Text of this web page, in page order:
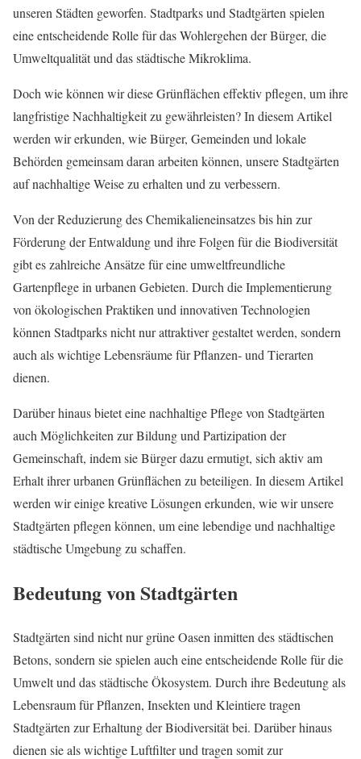
unseren Städten geworfen. Stadtparks und Stadtgärten spielen
eine entscheidende Rolle für das Wohlergehen der Bürger, die
Umweltqualität und das städtische Mikroklima.
Doch wie können wir diese Grünflächen effektiv pflegen, um ihre
langfristige Nachhaltigkeit zu gewährleisten? In diesem Artikel
werden wir erkunden, wie Bürger, Gemeinden und lokale
Behörden gemeinsam daran arbeiten können, unsere Stadtgärten
auf nachhaltige Weise zu erhalten und zu verbessern.
Von der Reduzierung des Chemikalieneinsatzes bis hin zur
Förderung der Entwaldung und ihre Folgen für die Biodiversität
gibt es zahlreiche Ansätze für eine umweltfreundliche
Gartenpflege in urbanen Gebieten. Durch die Implementierung
von ökologischen Praktiken und innovativen Technologien
können Stadtparks nicht nur attraktiver gestaltet werden, sondern
auch als wichtige Lebensräume für Pflanzen- und Tierarten
dienen.
Darüber hinaus bietet eine nachhaltige Pflege von Stadtgärten
auch Möglichkeiten zur Bildung und Partizipation der
Gemeinschaft, indem sie Bürger dazu ermutigt, sich aktiv am
Erhalt ihrer urbanen Grünflächen zu beteiligen. In diesem Artikel
werden wir einige kreative Lösungen erkunden, wie wir unsere
Stadtgärten pflegen können, um eine lebendige und nachhaltige
städtische Umgebung zu schaffen.
Bedeutung von Stadtgärten
Stadtgärten sind nicht nur grüne Oasen inmitten des städtischen
Betons, sondern sie spielen auch eine entscheidende Rolle für die
Umwelt und das städtische Ökosystem. Durch ihre Bedeutung als
Lebensraum für Pflanzen, Insekten und Kleintiere tragen
Stadtgärten zur Erhaltung der Biodiversität bei. Darüber hinaus
dienen sie als wichtige Luftfilter und tragen somit zur